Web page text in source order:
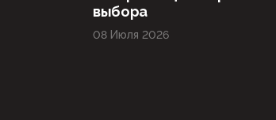
выбора
08 Июля 2026